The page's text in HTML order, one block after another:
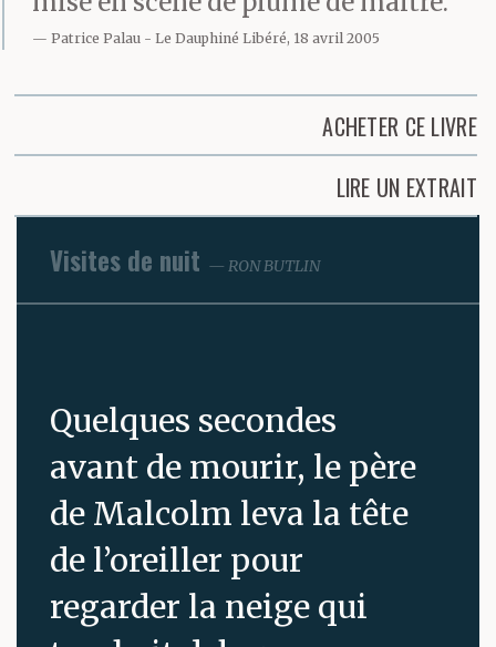
Patrice Palau Le Dauphiné Libéré, 18 avril 2005
ACHETER CE LIVRE
LIRE UN EXTRAIT
Visites de nuit RON BUTLIN
Quelques secondes
avant de mourir, le père
de Malcolm leva la tête
de l’oreiller pour
regarder la neige qui